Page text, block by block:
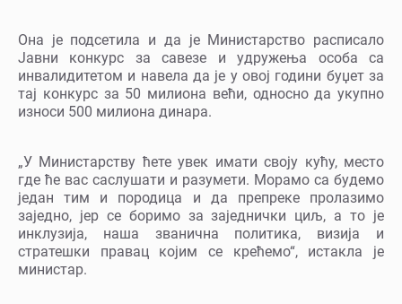
Она је подсетила и да је Министарство расписало
Јавни конкурс за савезе и удружења особа са
инвалидитетом и навела да је у овој години буџет за
тај конкурс за 50 милиона већи, односно да укупно
износи 500 милиона динара.
„У Министарству ћете увек имати своју кућу, место
где ће вас саслушати и разумети. Морамо са будемо
један тим и породица и да препреке пролазимо
заједно, јер се боримо за заједнички циљ, а то је
инклузија, наша званична политика, визија и
стратешки правац којим се крећемо“, истакла је
министар.